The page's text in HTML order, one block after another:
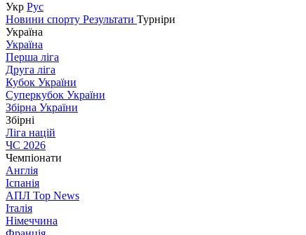
Укр Рус
Новини спорту Результати Турніри
Україна
Україна
Перша ліга
Друга ліга
Кубок України
Суперкубок України
Збірна України
Збірні
Ліга націй
ЧС 2026
Чемпіонати
Англія
Іспанія
АПЛ Top News
Італія
Німеччина